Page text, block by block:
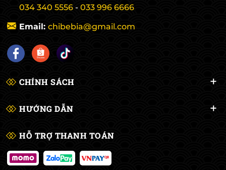
034 340 5556 - 033 996 6666
Email: chibebia@gmail.com
CHÍNH SÁCH
HƯỚNG DẪN
HỖ TRỢ THANH TOÁN